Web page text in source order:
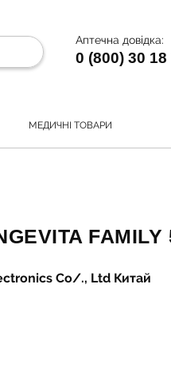
Аптечна довідка:
0 (800) 30 18
МЕДИЧНІ ТОВАРИ
FAMILY
Co/., Ltd Китай